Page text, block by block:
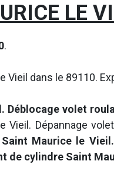
LE
.
dans le 89110.
Déblocage volet
Dépannage
Maurice le
de cylindre Saint